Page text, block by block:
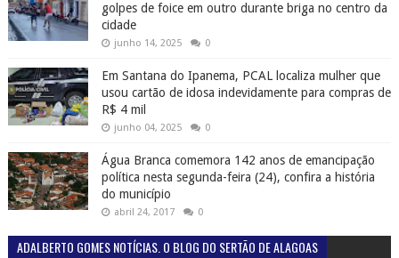
golpes de foice em outro durante briga no centro da
cidade
junho 14, 2025 0
Em Santana do Ipanema, PCAL localiza mulher que
usou cartão de idosa indevidamente para compras de
R$ 4 mil
junho 04, 2025 0
Água Branca comemora 142 anos de emancipação
política nesta segunda-feira (24), confira a história
do município
abril 24, 2017 0
ADALBERTO GOMES NOTÍCIAS. O BLOG DO SERTÃO DE ALAGOAS